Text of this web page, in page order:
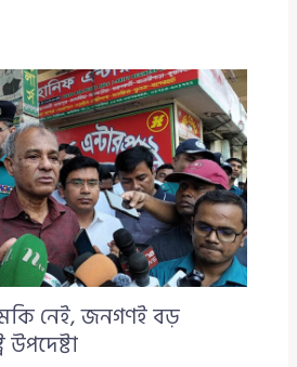
নেই, জনগণই বড়
উপদেষ্টা